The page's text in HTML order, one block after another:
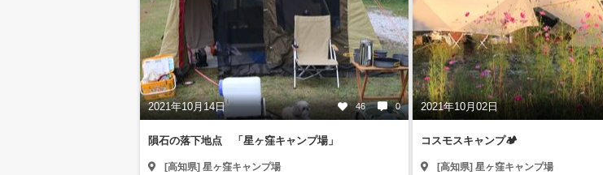
2021年10月14日 46 0
隕石の落下地点 「星ヶ窪キャンプ場」
[高知県] 星ヶ窪キャンプ場
2021年10月02日
コスモスキャンプ🏕
[高知県] 星ヶ窪キャンプ場